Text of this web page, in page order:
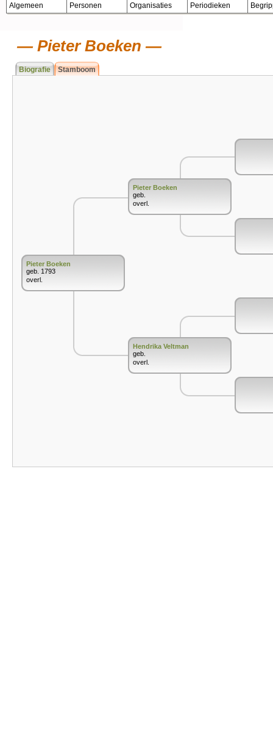
Algemeen Personen Organisaties Periodieken
Pieter Boeken
Biografie Stamboom
Pieter Boeken
geb. 1793
overl.
Pieter Boeken
geb.
overl.
Hendrika Veltman
geb.
overl.